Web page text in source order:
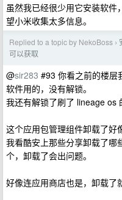
虽然我已经很少用它安装软
望小米收集太多信息。
Replied to a topic by NekoBoss ›
可以获取
@sir283 #93 你看之前的楼层
软件用的，没有解锁。
我还有解锁了刷了 lineage os
这个应用包管理组件卸载了好
我看酷安上那些分享卸载了哪
个，卸载了会出问题。
好像连应用商店也是，卸载了